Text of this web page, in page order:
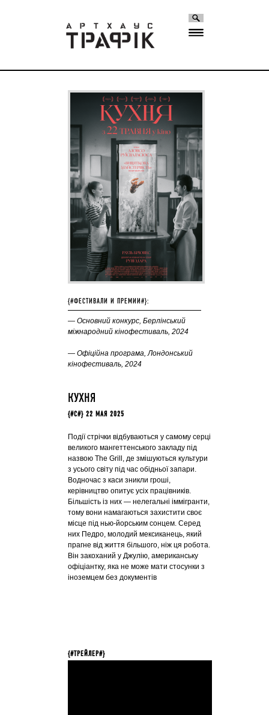
{#ФЕСТИВАЛИ И ПРЕМИИ#}:
— Основний конкурс, Берлінський
міжнародний кінофестиваль, 2024
— Офіційна програма, Лондонський
кінофестиваль, 2024
КУХНЯ
{#C#} 22 МАЯ 2025
Події стрічки відбуваються у самому серці
великого мангеттенського закладу під
назвою The Grill, де змішуються культури
з усього світу під час обідньої запари.
Водночас з каси зникли гроші,
керівництво опитує усіх працівників.
Більшість із них — нелегальні іммігранти,
тому вони намагаються захистити своє
місце під нью-йорським сонцем. Серед
них Педро, молодий мексиканець, який
прагне від життя більшого, ніж ця робота.
Він закоханий у Джулію, американську
офіціантку, яка не може мати стосунки з
іноземцем без документів
{#ТРЕЙЛЕР#}